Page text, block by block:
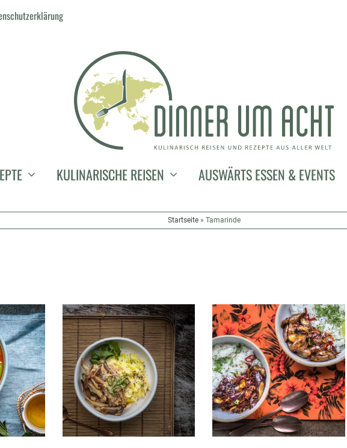
KULINARISCHE REISEN AUSWÄRTS ESSEN & EVENTS
Startseite» Tamarinde